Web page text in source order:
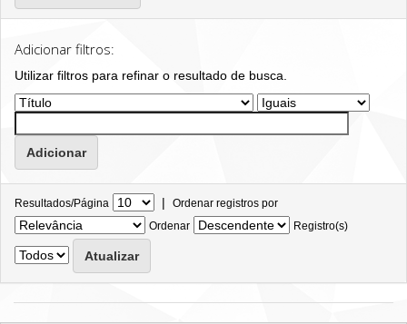
Adicionar filtros:
Utilizar filtros para refinar o resultado de busca.
Resultados/Página | Ordenar registros por
Ordenar
Registro(s)